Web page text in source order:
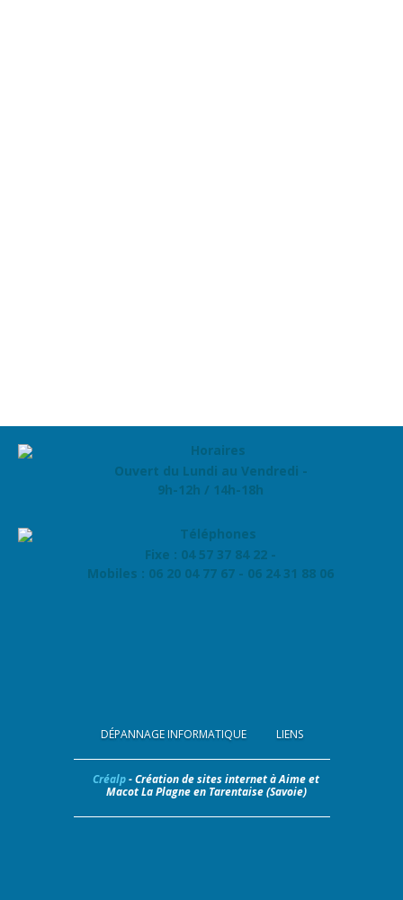
Ouvert du Lundi au Vendredi -
9h-12h / 14h-18h
Fixe : 04 57 37 84 22 -
Mobiles : 06 20 04 77 67 - 06 24 31 88 06
DÉPANNAGE INFORMATIQUE LIENS
Créalp- Création de sites internet à Aime et
Macot La Plagne en Tarentaise (Savoie)